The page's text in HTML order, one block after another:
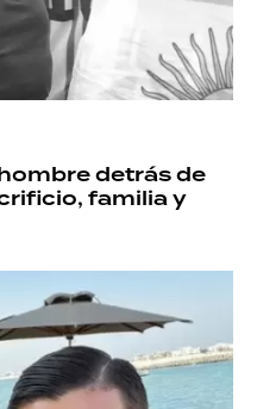
detrás de
familia y